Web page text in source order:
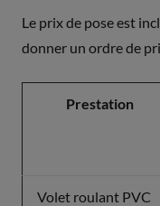
Le prix de pose est
donner un ordre de
Prestation
Volet roulant PVC